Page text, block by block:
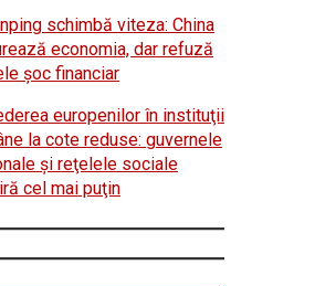
schimbă viteza: China
economia, dar refuză
şoc financiar
europenilor în instituţii
la cote reduse: guvernele
şi reţelele sociale
cel mai puţin